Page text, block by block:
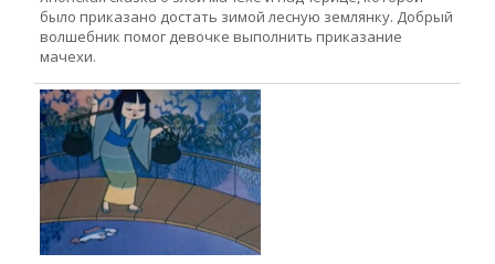
было приказано достать зимой лесную землянку. Добрый
волшебник помог девочке выполнить приказание
мачехи.